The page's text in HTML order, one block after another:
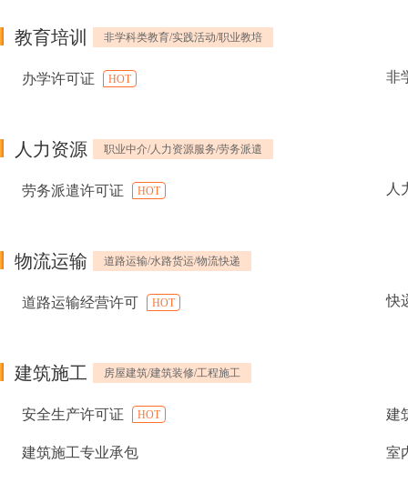
教育培训 非学科类教育/实践活动/职业教培
办学许可证 HOT 非
人力资源 职业中介/人力资源服务/劳务派遣
劳务派遣许可证 HOT 人
物流运输 道路运输/水路货运/物流快递
道路运输经营许可 HOT 快
建筑施工 房屋建筑/建筑装修/工程施工
安全生产许可证 HOT 建
建筑施工专业承包 室